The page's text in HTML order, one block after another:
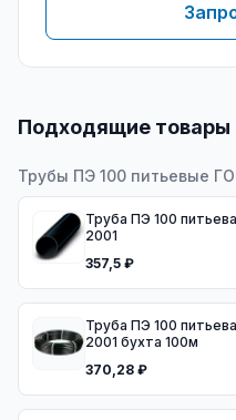
Подходящие товары
Трубы ПЭ 100 питьевые
Труба ПЭ 100 питьевая 90 ст 5,1 SDR 17,6 ГОСТ
2001
357,5 ₽
Труба ПЭ 100 питьевая 90 ст 5,4 SDR 17 ГОСТ
2001 бухта 100м
370,28 ₽